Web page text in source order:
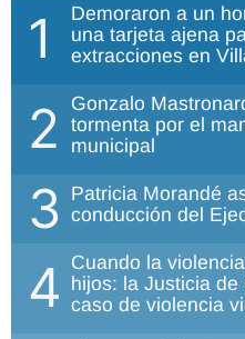
1
Demoraron a un
una tarjeta ajena
extracciones en
2
Gonzalo
tormenta por el
municipal
3 Patricia Morandé
conducción del
4 Cuando la
hijos: la Justicia
caso de violencia